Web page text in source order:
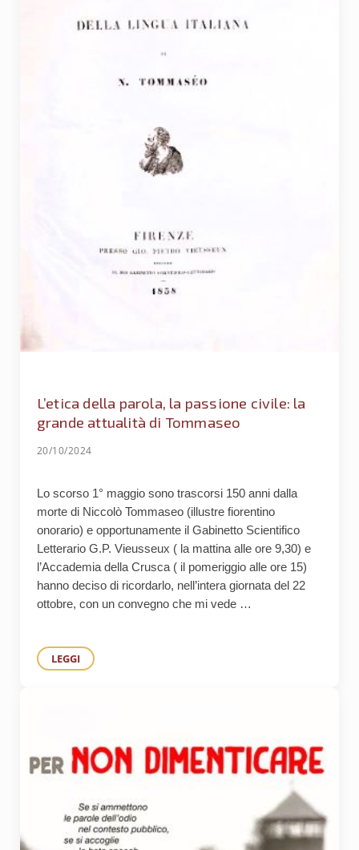
L’etica della parola, la passione civile: la
grande attualità di Tommaseo
20/10/2024
Lo scorso 1° maggio sono trascorsi 150 anni dalla
morte di Niccolò Tommaseo (illustre fiorentino
onorario) e opportunamente il Gabinetto Scientifico
Letterario G.P. Vieusseux ( la mattina alle ore 9,30) e
l’Accademia della Crusca ( il pomeriggio alle ore 15)
hanno deciso di ricordarlo, nell’intera giornata del 22
ottobre, con un convegno che mi vede …
LEGGI
L’ETICA DELLA PAROLA, LA PASSIONE CIVILE: LA